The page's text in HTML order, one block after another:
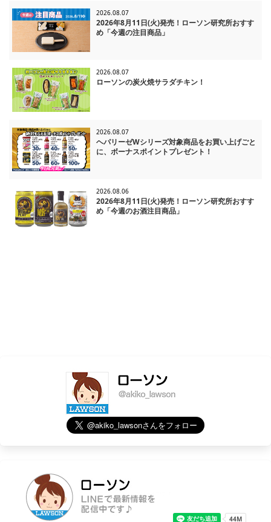
2026.08.07
2026年8月11日(火)発売！ローソン研究所おすす
め「今週の注目商品」
2026.08.07
ローソンの炭火焼サラダチキン！
2026.08.07
ヘパリーゼWシリーズ対象商品をお買い上げごと
に、ボーナスポイントプレゼント！
2026.08.06
2026年8月11日(火)発売！ローソン研究所おすす
め「今週のお酒注目商品」